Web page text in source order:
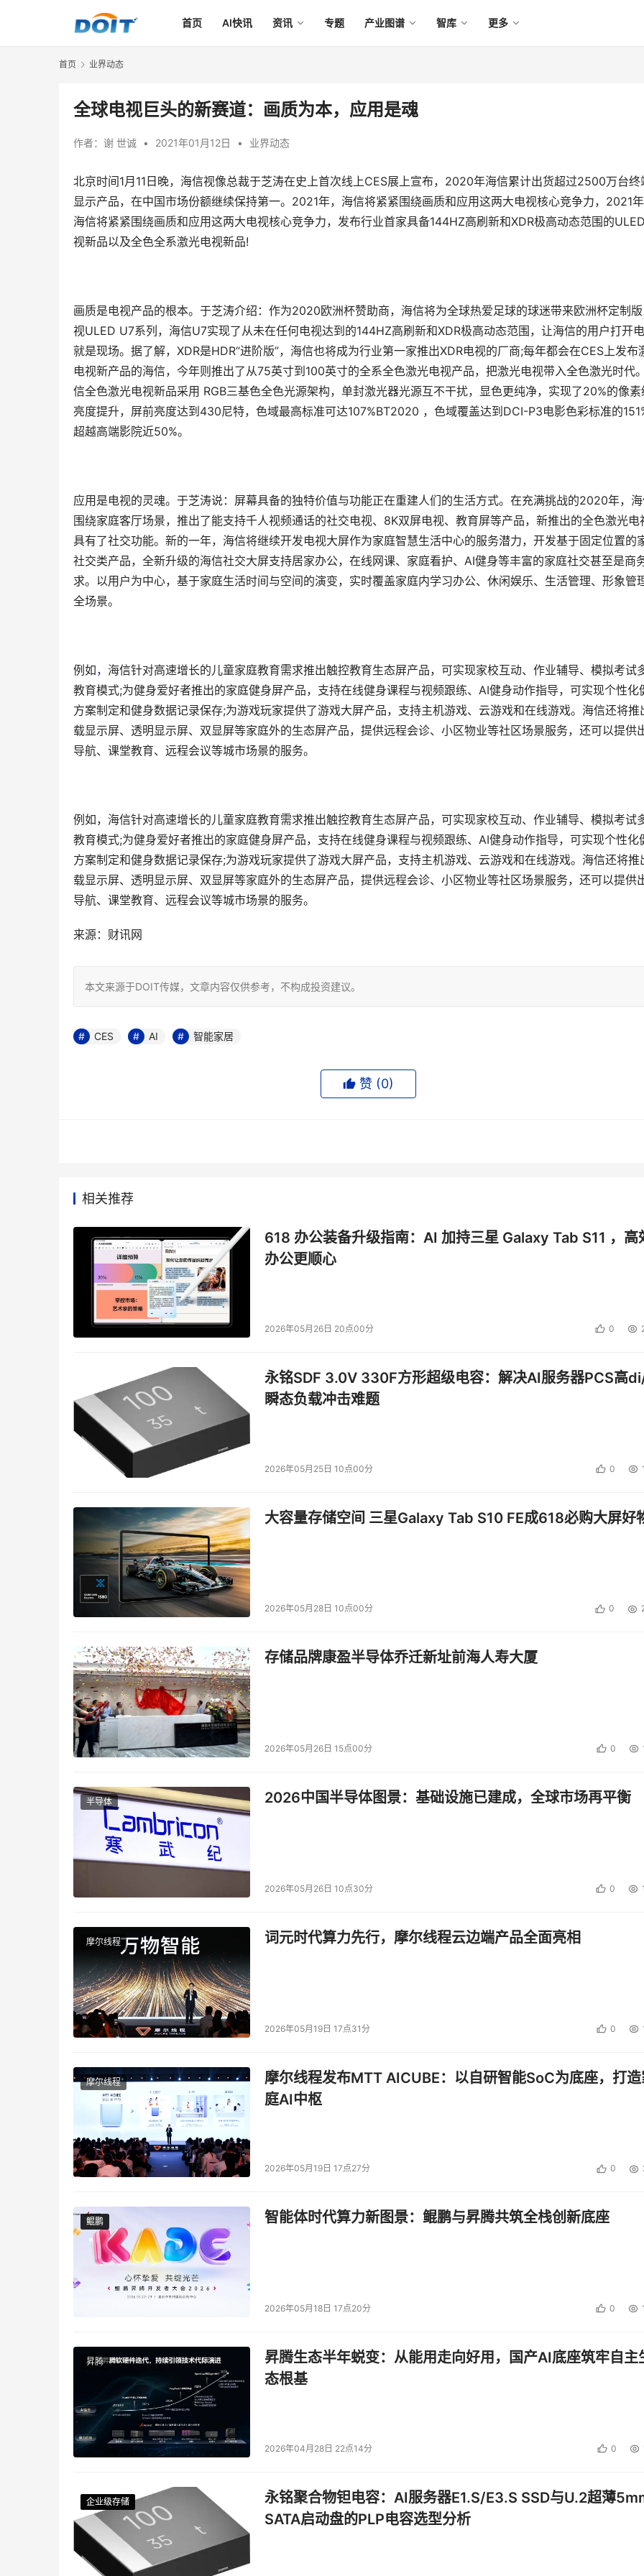
首页 AI快讯 资讯 专题 产业图谱 智库 更多
首页 业界动态
全球电视巨头的新赛道：画质为本，应用是魂
作者： 谢 世诚 • 2021年01月12日 • 业界动态
北京时间1月11日晚，海信视像总裁于芝涛在史上首次线上CES展上宣布，2020年海信累计出货超过2500万台终
显示产品，在中国市场份额继续保持第一。2021年，海信将紧紧围绕画质和应用这两大电视核心竞争力，2021
海信将紧紧围绕画质和应用这两大电视核心竞争力，发布行业首家具备144HZ高刷新和XDR极高动态范围的
视新品以及全色全系激光电视新品!
画质是电视产品的根本。于芝涛介绍：作为2020欧洲杯赞助商，海信将为全球热爱足球的球迷带来欧洲杯定制
视ULED U7系列，海信U7实现了从未在任何电视达到的144HZ高刷新和XDR极高动态范围，让海信的用户打开
就是现场。据了解，XDR是HDR“进阶版”，海信也将成为行业第一家推出XDR电视的厂商;每年都会在CES上发布
电视新产品的海信，今年则推出了从75英寸到100英寸的全系全色激光电视产品，把激光电视带入全色激光时代
信全色激光电视新品采用 RGB三基色全色光源架构，单封激光器光源互不干扰，显色更纯净，实现了20%的像素
亮度提升，屏前亮度达到430尼特，色域最高标准可达107%BT2020 ，色域覆盖达到DCI-P3电影色彩标准的
超越高端影院近50%。
应用是电视的灵魂。于芝涛说：屏幕具备的独特价值与功能正在重建人们的生活方式。在充满挑战的2020年，
围绕家庭客厅场景，推出了能支持千人视频通话的社交电视、8K双屏电视、教育屏等产品，新推出的全色激光电
具有了社交功能。新的一年，海信将继续开发电视大屏作为家庭智慧生活中心的服务潜力，开发基于固定位置的
社交类产品，全新升级的海信社交大屏支持居家办公，在线网课、家庭看护、AI健身等丰富的家庭社交甚至是商
求。以用户为中心，基于家庭生活时间与空间的演变，实时覆盖家庭内学习办公、休闲娱乐、生活管理、形象管
全场景。
例如， 海信针对高速增长的儿童家庭教育需求推出触控教育生态屏产品，可实现家校互动、作业辅导、模拟考试
教育模式;为健身爱好者推出的家庭健身屏产品，支持在线健身课程与视频跟练、AI健身动作指导，可实现个性化
方案制定和健身数据记录保存;为游戏玩家提供了游戏大屏产品，支持主机游戏、云游戏和在线游戏。海信还将推
载显示屏、透明显示屏、双显屏等家庭外的生态屏产品，提供远程会诊、小区物业等社区场景服务，还可以提供
导航、课堂教育、远程会议等城市场景的服务。
例如，海信针对高速增长的儿童家庭教育需求推出触控教育生态屏产品，可实现家校互动、作业辅导、模拟考试
教育模式;为健身爱好者推出的家庭健身屏产品，支持在线健身课程与视频跟练、AI健身动作指导，可实现个性化
方案制定和健身数据记录保存;为游戏玩家提供了游戏大屏产品，支持主机游戏、云游戏和在线游戏。海信还将推
载显示屏、透明显示屏、双显屏等家庭外的生态屏产品，提供远程会诊、小区物业等社区场景服务，还可以提供
导航、课堂教育、远程会议等城市场景的服务。
来源：财讯网
本文来源于DOIT传媒，文章内容仅供参考，不构成投资建议。
CES AI 智能家居
赞 (0)
相关推荐
618 办公装备升级指南：AI 加持三星 Galaxy Tab S11 ，高
办公更顺心
2026年05月26日 20点00分 0
永铭SDF 3.0V 330F方形超级电容：解决AI服务器PCS高
瞬态负载冲击难题
2026年05月25日 10点00分 0
大容量存储空间 三星Galaxy Tab S10 FE成618必购大屏好
2026年05月28日 10点00分 0
存储品牌康盈半导体乔迁新址前海人寿大厦
2026年05月26日 15点00分 0
半导体 2026中国半导体图景：基础设施已建成，全球市场再平衡
2026年05月26日 10点30分 0
摩尔线程 词元时代算力先行，摩尔线程云边端产品全面亮相
2026年05月19日 17点31分 0
摩尔线程
摩尔线程发布MTT AICUBE：以自研智能SoC为底座，打
庭AI中枢
2026年05月19日 17点27分 0
鲲鹏
鲲鹏 智能体时代算力新图景：鲲鹏与昇腾共筑全栈创新底座
2026年05月18日 17点20分 0
昇腾
昇腾生态半年蜕变：从能用走向好用，国产AI底座筑牢自主
态根基
2026年04月28日 22点14分 0
企业级存储
企业级存储
企业级存储
企业级存储
永铭聚合物钽电容：AI服务器E1.S/E3.S SSD与U.2超薄
SATA启动盘的PLP电容选型分析